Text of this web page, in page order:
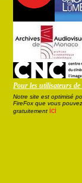
Pour les utilisateurs
Notre site est optimisé
FireFox que vous
gratuitement ici